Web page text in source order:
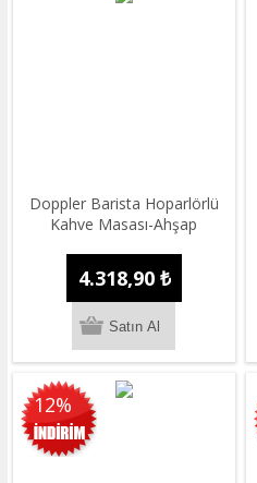
Doppler Barista Hoparlörlü
Kahve Masası-Ahşap
4.318,90 ₺
12%